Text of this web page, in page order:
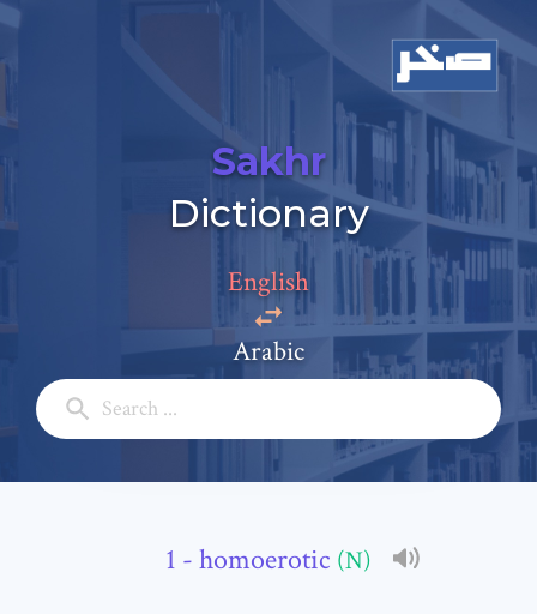
Sakhr
Dictionary
English
Arabic
- homoerotic (N)
Add a comment
Full Name: *
Comment: *